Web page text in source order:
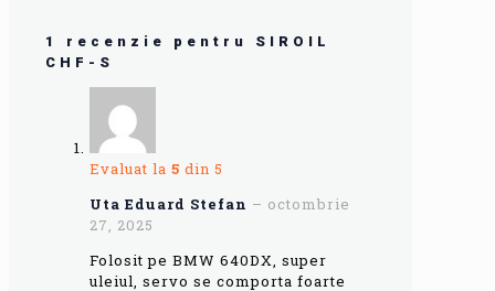
1 recenzie pentru SIROIL
CHF-S
Evaluat la 5 din 5
Uta Eduard Stefan – octombrie
27, 2025
Folosit pe BMW 640DX, super
uleiul, servo se comporta foarte